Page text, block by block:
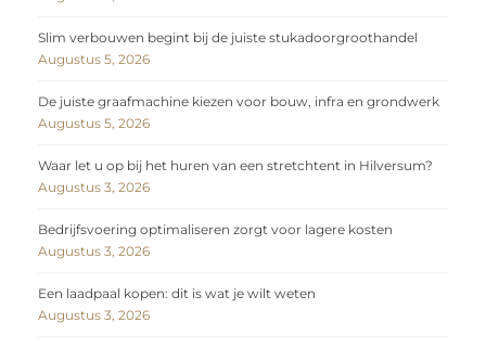
Slim verbouwen begint bij de juiste stukadoorgroothandel
Augustus 5, 2026
De juiste graafmachine kiezen voor bouw, infra en grondwerk
Augustus 5, 2026
Waar let u op bij het huren van een stretchtent in Hilversum?
Augustus 3, 2026
Bedrijfsvoering optimaliseren zorgt voor lagere kosten
Augustus 3, 2026
Een laadpaal kopen: dit is wat je wilt weten
Augustus 3, 2026